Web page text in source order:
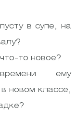
в супе, на
то новое?
ему
новом классе,